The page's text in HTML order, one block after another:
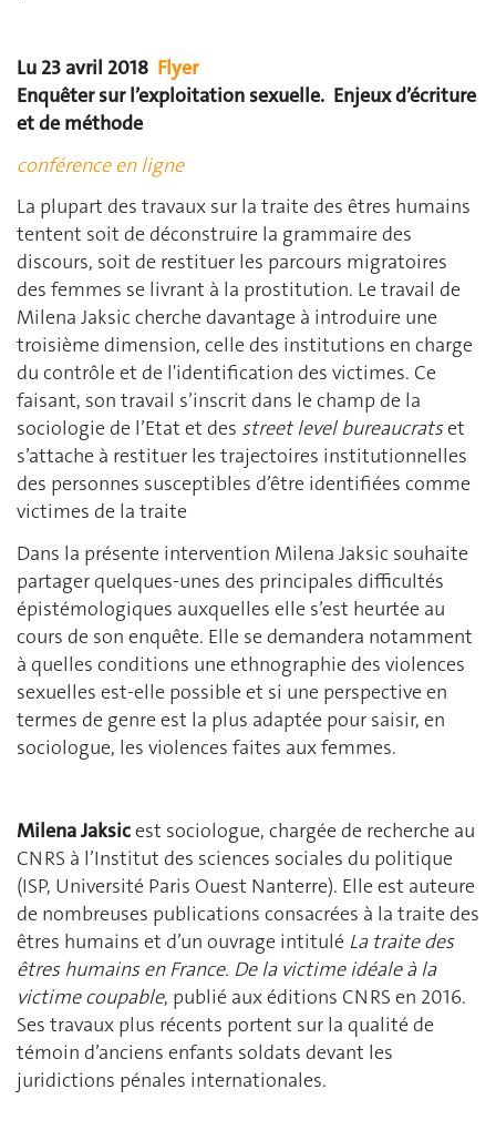
Lu 23 avril 2018 Flyer
Enquêter sur l’exploitation sexuelle. Enjeux d’écriture
et de méthode
conférence en ligne
La plupart des travaux sur la traite des êtres humains
tentent soit de déconstruire la grammaire des
discours, soit de restituer les parcours migratoires
des femmes se livrant à la prostitution. Le travail de
Milena Jaksic cherche davantage à introduire une
troisième dimension, celle des institutions en charge
du contrôle et de l'identification des victimes. Ce
faisant, son travail s’inscrit dans le champ de la
sociologie de l’Etat et des street level bureaucratset
s’attache à restituer les trajectoires institutionnelles
des personnes susceptibles d’être identifiées comme
victimes de la traite
Dans la présente intervention Milena Jaksic souhaite
partager quelques-unes des principales difficultés
épistémologiques auxquelles elle s’est heurtée au
cours de son enquête. Elle se demandera notamment
à quelles conditions une ethnographie des violences
sexuelles est-elle possible et si une perspective en
termes de genre est la plus adaptée pour saisir, en
sociologue, les violences faites aux femmes.
Milena Jaksicest sociologue, chargée de recherche au
CNRS à l’Institut des sciences sociales du politique
(ISP, Université Paris Ouest Nanterre). Elle est auteure
de nombreuses publications consacrées à la traite des
êtres humains et d’un ouvrage intitulé La traite des
êtres humains en France. De la victime idéale à la
victime coupable, publié aux éditions CNRS en 2016.
Ses travaux plus récents portent sur la qualité de
témoin d’anciens enfants soldats devant les
juridictions pénales internationales.